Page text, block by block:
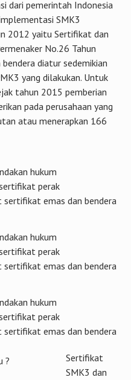
semakin banyak pula
oleh perusahaan dan
di keluarkan oleh
RI
dari pemerintah Indonesia
SMK3
2012 yaitu Sertifikat dan
No.26 Tahun
diatur sedemikian
yang dilakukan. Untuk
pada perusahaan yang
atau menerapkan 166
hukum
perak
emas dan bendera
hukum